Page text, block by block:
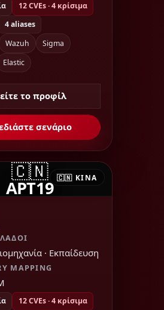
12 CVEs · 4 κρίσιμα
4 aliases
Wazuh
Sigma
Elastic
το προφίλ
σενάριο
🇨🇳 ΚΊΝΑ
🇨🇳
APT19
· Εκπαίδευση
MAPPING
12 CVEs · 4 κρίσιμα